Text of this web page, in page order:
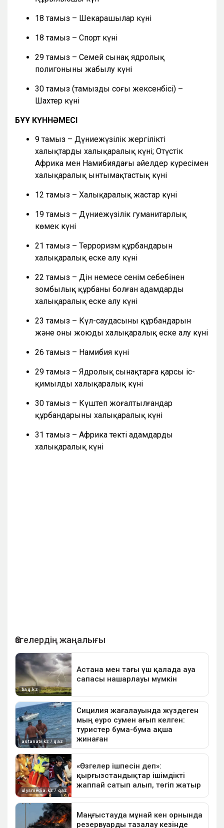
18 тамыз – Шекарашылар күні
18 тамыз – Спорт күні
29 тамыз – Семей сынақ ядролық
полигонының жабылу күні
30 тамыз (тамыздың соңғы жексенбісі) –
Шахтер күні
БҰҰ КҮННӘМЕСІ
9 тамыз – Дүниежүзілік жергілікті
халықтардың халықаралық күні; Оңтүстік
Африка мен Намибиядағы әйелдер күресімен
халықаралық ынтымақтастық күні
12 тамыз – Халықаралық жастар күні
19 тамыз – Дүниежүзілік гуманитарлық
көмек күні
21 тамыз – Терроризм құрбандарын
халықаралық еске алу күні
22 тамыз – Дін немесе сенім себебінен
зомбылық құрбаны болған адамдарды
халықаралық еске алу күні
23 тамыз – Күл-саудасының құрбандарын
және оны жоюды халықаралық еске алу күні
26 тамыз – Намибия күні
29 тамыз – Ядролық сынақтарға қарсы іс-
қимылдың халықаралық күні
30 тамыз – Күштеп жоғалтылғандар
құрбандарының халықаралық күні
31 тамыз – Африка текті адамдардың
халықаралық күні